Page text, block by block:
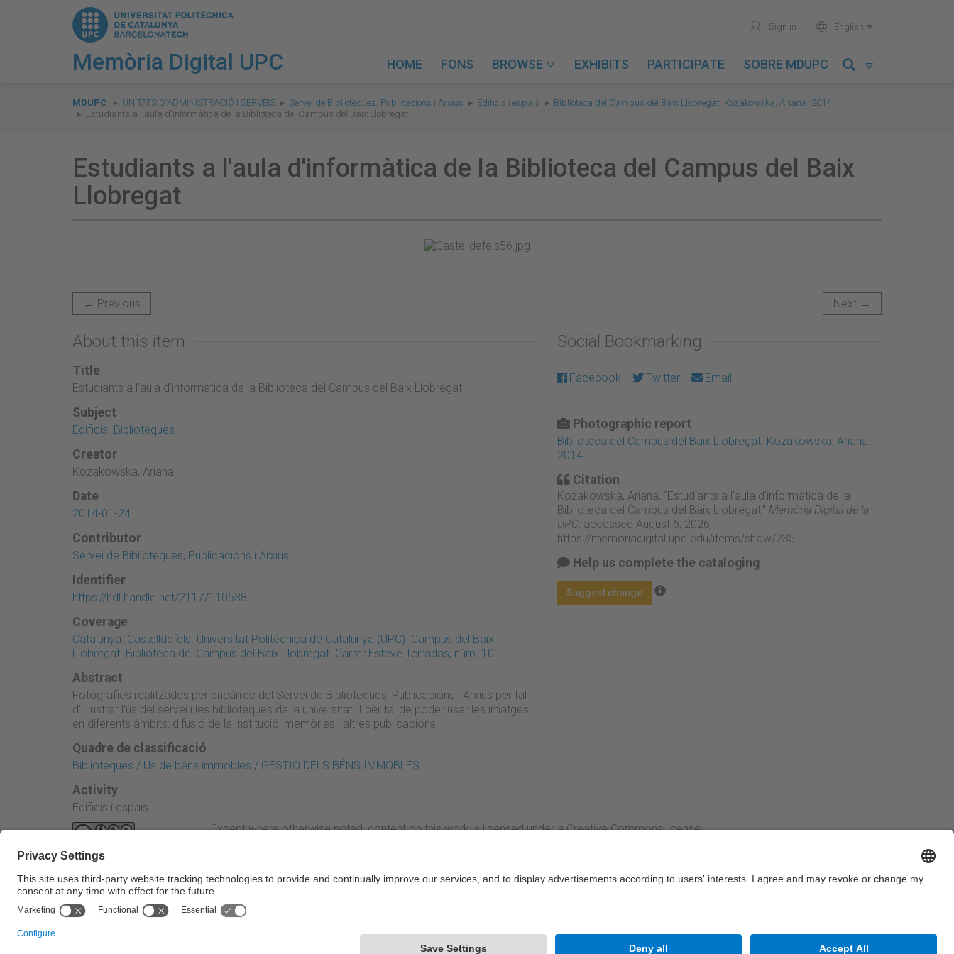
Memòria Digital UPC
user Sign in world English 
HOME FONS BROWSE  EXHIBITS PARTICIPATE SOBRE MDUPC 
are
here:
MDUPC UNITATS D'ADMINISTRACIÓ I SERVEIS Servei de Biblioteques, Publicacions i Arxius Edificis i espais
Biblioteca del Campus del Baix Llobregat. Kozakowska, Ariana. 2014.
Estudiants a l'aula d'informàtica de la Biblioteca del Campus del Baix Llobregat
Estudiants a l'aula d'informàtica de la Biblioteca del Campus del Baix
Llobregat
← Previous Next →
About this item
Title
Estudiants a l'aula d'informàtica de la Biblioteca del Campus del Baix Llobregat
Subject
Edificis. Biblioteques.
Creator
Kozakowska, Ariana
Date
2014-01-24
Contributor
Servei de Biblioteques, Publicacions i Arxius
Identifier
https://hdl.handle.net/2117/110538
Coverage
Catalunya. Castelldefels. Universitat Politècnica de Catalunya (UPC). Campus del Baix
Llobregat. Biblioteca del Campus del Baix Llobregat. Carrer Esteve Terradas, núm. 10
Abstract
Fotografies realitzades per encàrrec del Servei de Biblioteques, Publicacions i Arxius per tal
d'il·lustrar l'ús del servei i les biblioteques de la universitat. I per tal de poder usar les imatges
en diferents àmbits: difusió de la institució, memòries i altres publicacions.
Quadre de classificació
Biblioteques / Ús de béns immobles / GESTIÓ DELS BÉNS IMMOBLES
Activity
Edificis i espais
Social Bookmarking
Facebook Twitter Email
Photographic report
Biblioteca del Campus del Baix Llobregat. Kozakowska, Ariana.
2014.
Citation
Kozakowska, Ariana, “Estudiants a l'aula d'informàtica de la
Biblioteca del Campus del Baix Llobregat,” Memòria Digital de la
UPC, accessed August 6, 2026,
https://memoriadigital.upc.edu/items/show/235
Help us complete the cataloging
Suggest change
Except where otherwise noted, content on this work is licensed under a Creative Commons license:
← Previous